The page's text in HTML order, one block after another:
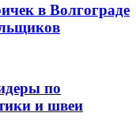
в Волгограде
по
и швеи